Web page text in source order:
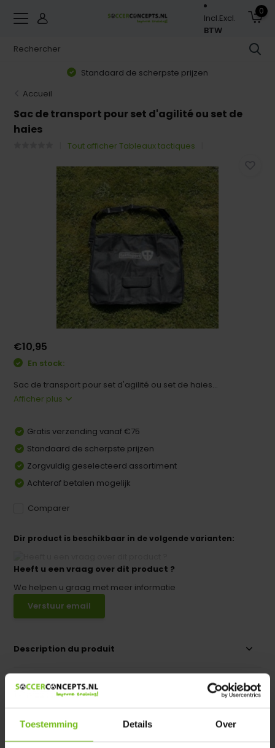
Toestemming Details Over
Incl.Excl.
BTW
0
Standaard de scherpste prijzen
Accueil
Sac de transport pour set d'agilité ou set de
haies
Tout afficher Tableaux tactiques
€10,95
En stock:
Sac de transport pour set d'agilité ou set de haies...
Afficher plus
Gratis verzending vanaf €75
Standaard de scherpste prijzen
Zorgvuldig geselecteerd assortiment
Achteraf betalen mogelijk
Comparer
Dir product is beschikbaar in de volgende varianten:
Heeft u een vraag over dit product ?
We helpen u graag met meer informatie
Verstuur email
Description du produit
Spécifications
Évaluations